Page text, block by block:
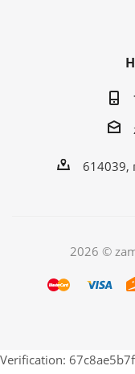
614039,
2026 ©
Verification: